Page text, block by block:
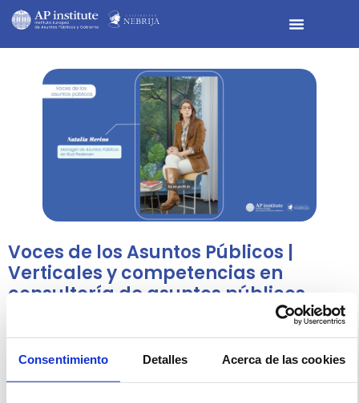
Consentimiento Detalles Acerca de las cookies
Voces de los Asuntos Públicos |
Verticales y competencias en
consultoría de asuntos públicos
Natalia Merino, Public Affairs Manager en
Rud Pedersen España, comparte las
principales verticales de una gran
consultora de asuntos públicos que opera
a nivel global y las necesidades